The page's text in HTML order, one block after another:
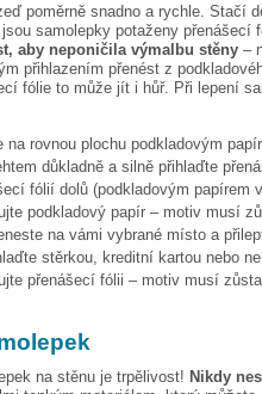
poměrně snadno a rychle. Stačí
samolepky potaženy přenášecí
aby neponičila výmalbu stěny –
přihlazením přenést z
fólie to může jít i hůř. Při lepení
na rovnou plochu podkladovým
důkladně a silně přihlaďte
fólií dolů (podkladovým papírem
podkladový papír – motiv musí
na vámi vybrané místo a
stěrkou, kreditní kartou nebo
přenášecí fólii – motiv musí
na stěnu je trpělivost! Nikdy